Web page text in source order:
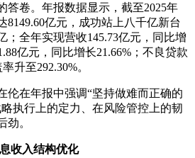
振兴 生态环境 一带一路 央博
大国保险 云顶对话 云起
播
答卷。年报数据显示，截至2025年
8149.60亿元，成功站上八千亿新台
；全年实现营收145.73亿元，同比增
亿元，同比增长21.66%；不良贷款
升至292.30%。
伦在年报中强调“坚持做难而正确的
执行上的定力、在风险管控上的韧
劲。
收入结构优化